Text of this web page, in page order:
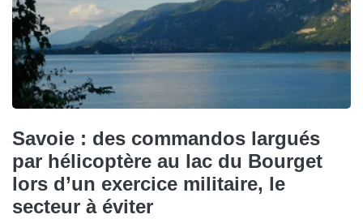
Savoie : des commandos largués
par hélicoptère au lac du Bourget
lors d’un exercice militaire, le
secteur à éviter